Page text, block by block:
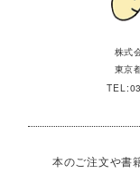
株式
東京
TEL:
本のご注文や書